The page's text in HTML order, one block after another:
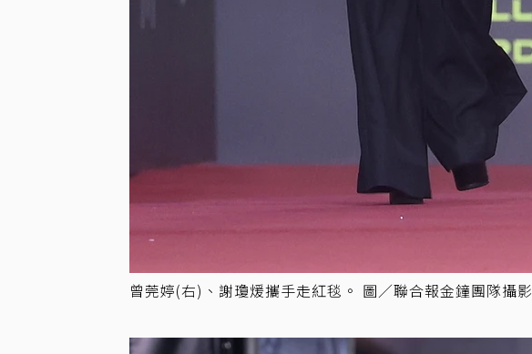
曾莞婷(右)、謝瓊煖攜手走紅毯。 圖／聯合報金鐘團隊攝影